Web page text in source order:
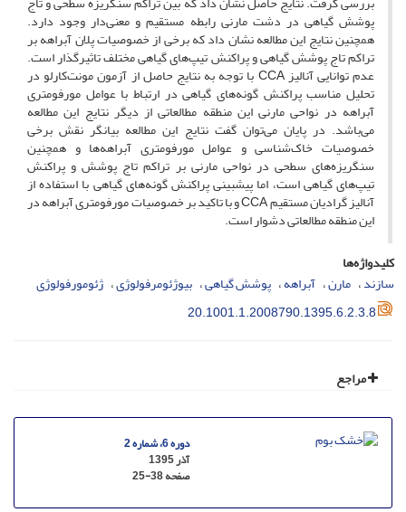
پوشش گیاهی در دشت مارنی رابطه مستقیم و معنی‌دار وجود دارد.
همچنین نتایج این مطالعه نشان داد که برخی از خصوصیات پلان آبراهه بر
تراکم تاج پوشش گیاهی و پراکنش تیپ‌های گیاهی مختلف تاثیرگذار است.
عدم توانایی آنالیز CCA با توجه به نتایج حاصل از آزمون مونت‌کارلو در
تحلیل مناسب پراکنش گونه‌های گیاهی در ارتباط با عوامل مورفومتری
آبراهه در نواحی مارنی این منطقه مطالعاتی از دیگر نتایج این مطالعه
می‌باشد. در پایان می‌توان گفت نتایج این مطالعه بیانگر نقش برخی
خصوصیات خاک‌شناسی و عوامل مورفومتری آبراهه‌ها و همچنین
سنگریزه‌های سطحی در نواحی مارنی بر تراکم تاج پوشش و پراکنش
تیپ‌های گیاهی است، اما پیشبینی پراکنش گونه‌های گیاهی با استفاده از
آنالیز گرادیان مستقیم CCA و با تاکید بر خصوصیات مورفومتری آبراهه در
این منطقه مطالعاتی دشوار است.
کلیدواژه‌ها
سازند مارن آبراهه پوشش گیاهی بیوژئومرفولوژی ژئومورفولوژی
20.1001.1.2008790.1395.6.2.3.8
مراجع
دوره 6، شماره 2
آذر 1395
صفحه25-38